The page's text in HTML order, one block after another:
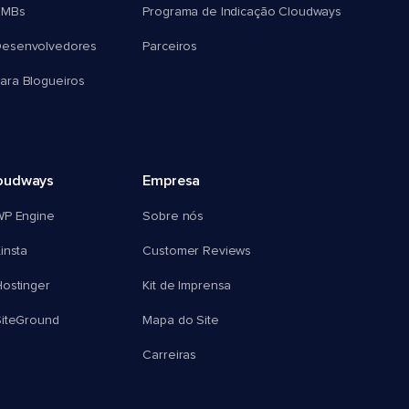
Blogueiros
Programa de Indicação Cloudways
Parceiros
Engine
Empresa
Sobre nós
Customer Reviews
Kit de Imprensa
Mapa do Site
Carreiras